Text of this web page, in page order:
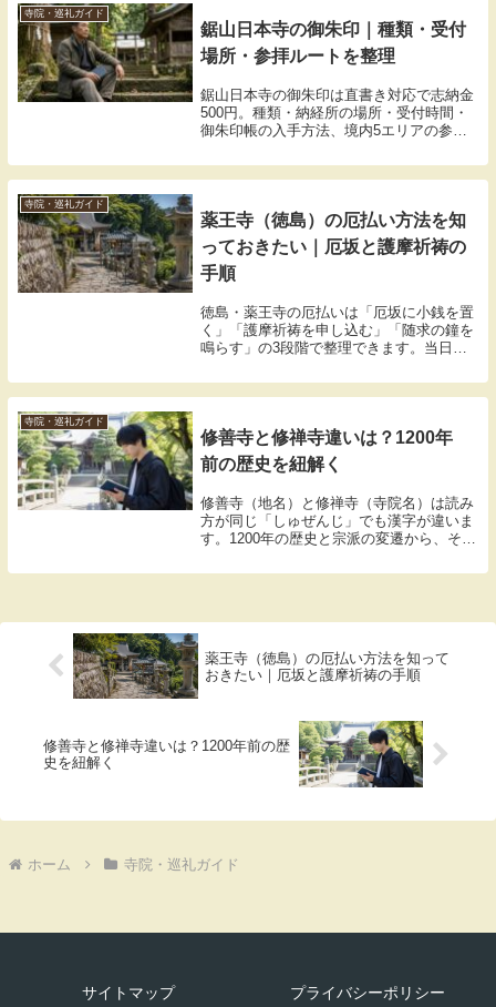
寺院・巡礼ガイド
鋸山日本寺の御朱印｜種類・受付
場所・参拝ルートを整理
鋸山日本寺の御朱印は直書き対応で志納金
500円。種類・納経所の場所・受付時間・
御朱印帳の入手方法、境内5エリアの参拝
寺院・巡礼ガイド
薬王寺（徳島）の厄払い方法を知
っておきたい｜厄坂と護摩祈祷の
手順
徳島・薬王寺の厄払いは「厄坂に小銭を置
く」「護摩祈祷を申し込む」「随求の鐘を
鳴らす」の3段階で整理できます。当日の
た。
寺院・巡礼ガイド
修善寺と修禅寺違いは？1200年
前の歴史を紐解く
修善寺（地名）と修禅寺（寺院名）は読み
方が同じ「しゅぜんじ」でも漢字が違いま
す。1200年の歴史と宗派の変遷から、その
薬王寺（徳島）の厄払い方法を知って
おきたい｜厄坂と護摩祈祷の手順
修善寺と修禅寺違いは？1200年前の歴
史を紐解く
ホーム 寺院・巡礼ガイド
サイトマップ プライバシーポリシー